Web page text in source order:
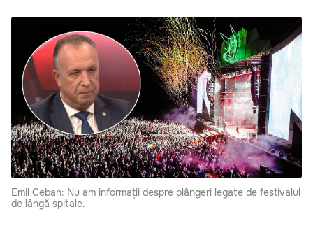
Emil Ceban: Nu am informații despre plângeri legate de festivalul
de lângă spitale.